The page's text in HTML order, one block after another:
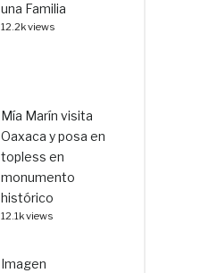
una Familia
12.2k views
Mía Marín visita
Oaxaca y posa en
topless en
monumento
histórico
12.1k views
Imagen